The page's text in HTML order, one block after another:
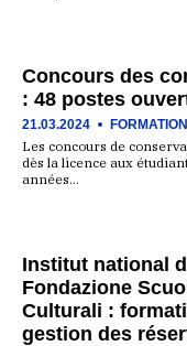
Concours des
: 48 postes
21.03.2024 FORMATION
Les concours de
dès la licence aux
années…
Institut national
Fondazione
Culturali :
gestion des